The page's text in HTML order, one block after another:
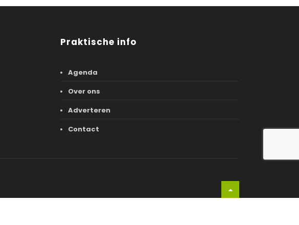
Praktische info
Agenda
Over ons
Adverteren
Contact